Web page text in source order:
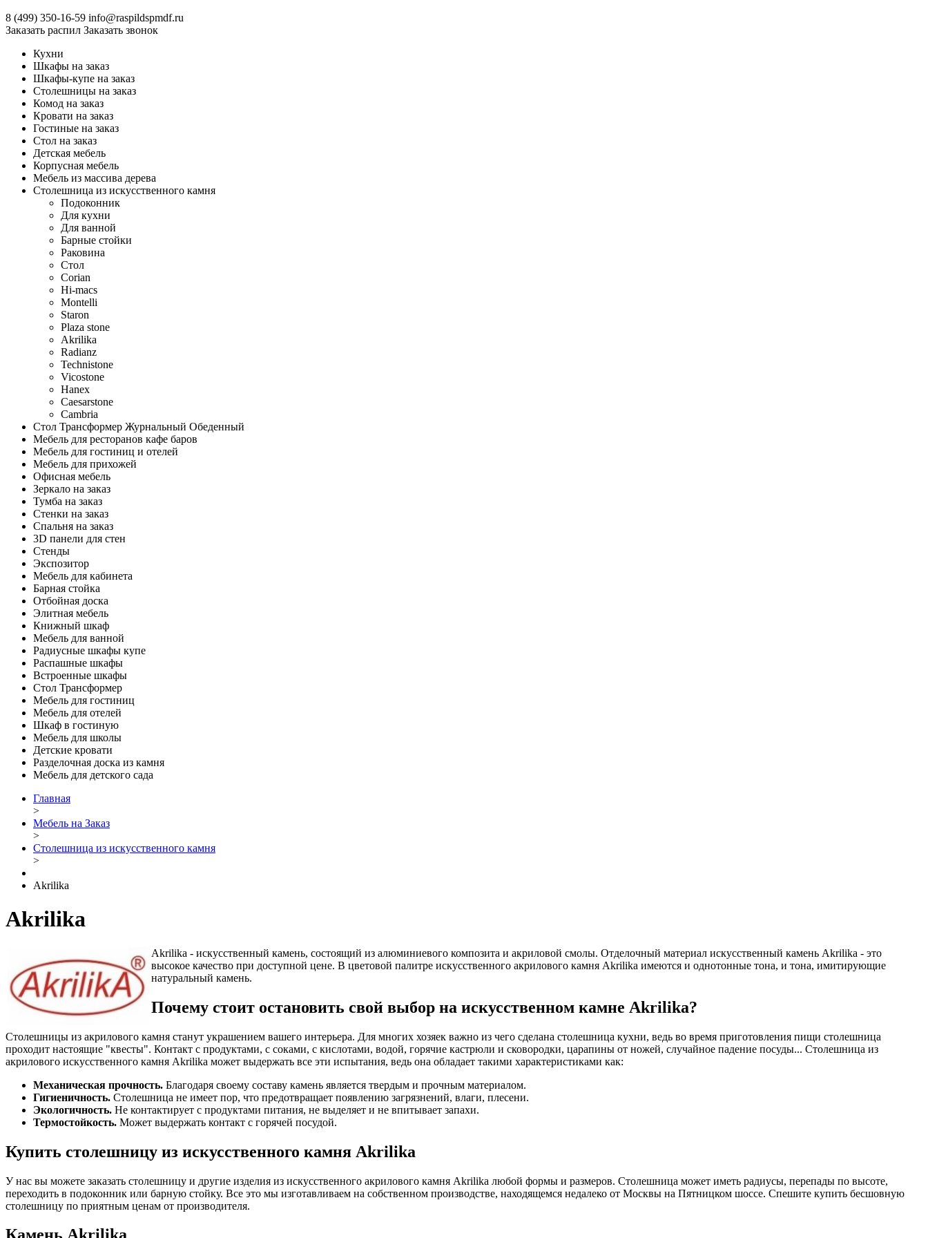
8 (499) 350-16-59 info@raspildspmdf.ru
Заказать распил Заказать звонок
Кухни
Шкафы на заказ
Шкафы-купе на заказ
Столешницы на заказ
Комод на заказ
Кровати на заказ
Гостиные на заказ
Стол на заказ
Детская мебель
Корпусная мебель
Мебель из массива дерева
Столешница из искусственного камня
Подоконник
Для кухни
Для ванной
Барные стойки
Раковина
Стол
Corian
Hi-macs
Montelli
Staron
Plaza stone
Akrilika
Radianz
Technistone
Vicostone
Hanex
Caesarstone
Cambria
Стол Трансформер Журнальный Обеденный
Мебель для ресторанов кафе баров
Мебель для гостиниц и отелей
Мебель для прихожей
Офисная мебель
Зеркало на заказ
Тумба на заказ
Стенки на заказ
Спальня на заказ
3D панели для стен
Стенды
Экспозитор
Мебель для кабинета
Барная стойка
Отбойная доска
Элитная мебель
Книжный шкаф
Мебель для ванной
Радиусные шкафы купе
Распашные шкафы
Встроенные шкафы
Стол Трансформер
Мебель для гостиниц
Мебель для отелей
Шкаф в гостиную
Мебель для школы
Детские кровати
Разделочная доска из камня
Мебель для детского сада
Главная
>
Мебель на Заказ
>
Столешница из искусственного камня
>
Akrilika
Akrilika
Akrilika - искусственный камень, состоящий из алюминиевого композита и акриловой смолы. Отделочный материал искусственный камень Akrilika - это
высокое качество при доступной цене. В цветовой палитре искусственного акрилового камня Akrilika имеются и однотонные тона, и тона, имитирующие
натуральный камень.
Почему стоит остановить свой выбор на искусственном камне Akrilika?
Столешницы из акрилового камня станут украшением вашего интерьера. Для многих хозяек важно из чего сделана столешница кухни, ведь во время приготовления пищи столешница
проходит настоящие "квесты". Контакт с продуктами, с соками, с кислотами, водой, горячие кастрюли и сковородки, царапины от ножей, случайное падение посуды... Столешница из
акрилового искусственного камня Akrilika может выдержать все эти испытания, ведь она обладает такими характеристиками как:
Механическая прочность. Благодаря своему составу камень является твердым и прочным материалом.
Гигиеничность. Столешница не имеет пор, что предотвращает появлению загрязнений, влаги, плесени.
Экологичность. Не контактирует с продуктами питания, не выделяет и не впитывает запахи.
Термостойкость. Может выдержать контакт с горячей посудой.
Купить столешницу из искусственного камня Akrilika
У нас вы можете заказать столешницу и другие изделия из искусственного акрилового камня Akrilika любой формы и размеров. Столешница может иметь радиусы, перепады по высоте,
переходить в подоконник или барную стойку. Все это мы изготавливаем на собственном производстве, находящемся недалеко от Москвы на Пятницком шоссе. Спешите купить бесшовную
столешницу по приятным ценам от производителя.